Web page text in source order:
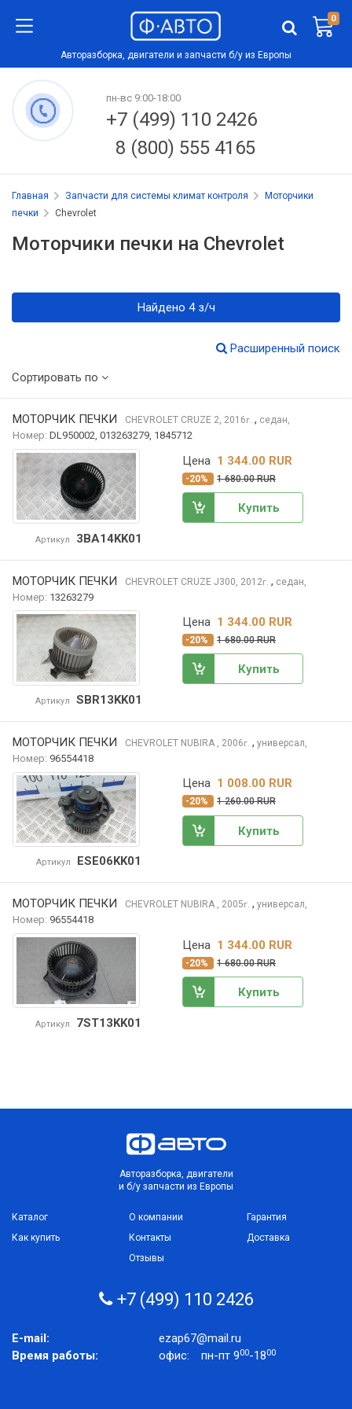
0
Авторазборка, двигатели и запчасти б/у из Европы
пн-вс 9:00-18:00
+7 (499) 110 2426
8 (800) 555 4165
Главная Запчасти для системы климат контроля
Моторчики
печки
Chevrolet
Моторчики печки на Chevrolet
Найдено 4 з/ч
Расширенный поиск
Сортировать по
МОТОРЧИК ПЕЧКИ CHEVROLET CRUZE 2, 2016г. , седан,
Номер: DL950002, 013263279, 1845712
Артикул 3BA14KK01
Цена 1 344.00 RUR
-20% 1 680.00 RUR
Купить
МОТОРЧИК ПЕЧКИ CHEVROLET CRUZE J300, 2012г. , седан,
Номер: 13263279
Артикул SBR13KK01
Цена 1 344.00 RUR
-20% 1 680.00 RUR
Купить
МОТОРЧИК ПЕЧКИ CHEVROLET NUBIRA , 2006г. , универсал,
Номер: 96554418
Артикул ESE06KK01
Цена 1 008.00 RUR
-20% 1 260.00 RUR
Купить
МОТОРЧИК ПЕЧКИ CHEVROLET NUBIRA , 2005г. , универсал,
Номер: 96554418
Артикул 7ST13KK01
Цена 1 344.00 RUR
-20% 1 680.00 RUR
Купить
Авторазборка, двигатели
и б/у запчасти из Европы
Каталог
Как купить
О компании
Контакты
Отзывы
Гарантия
Доставка
+7 (499) 110 2426
E-mail:
ezap67@mail.ru
Время работы:
офис: пн-пт 900-1800